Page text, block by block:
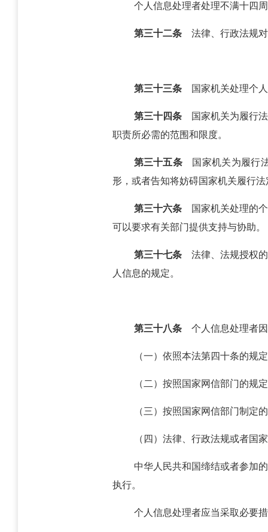
个人信息处理者处理不满十四
第三十二条法律、行政法规对
第三十三条国家机关处理个人
第三十四条国家机关为履行法
职责所必需的范围和限度。
第三十五条 国家机关为履行
形，或者告知将妨碍国家机关履行
第三十六条国家机关处理的个
可以要求有关部门提供支持与协助。
第三十七条法律、法规授权的
人信息的规定。
第三十八条个人信息处理者因
（一）依照本法第四十条的规
（二）按照国家网信部门的规
（三）按照国家网信部门制定
（四）法律、行政法规或者国
中华人民共和国缔结或者参加
执行。
个人信息处理者应当采取必要